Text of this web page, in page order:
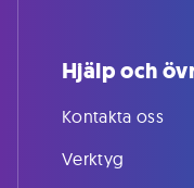
Hjälp och
Kontakta oss
Verktyg